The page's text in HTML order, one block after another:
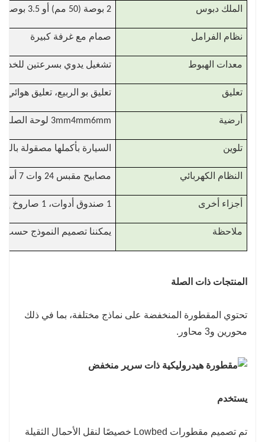
الملك دبوس 2 بوصة (50 مم) أو 3.5 بوصة (90 مم)، ثابتة أو نشطة
نظام الفرامل صمام مع غرفة كبيرة
معدات الهبوط تشغيل يدوي بسرعتين للخدمة الشاقة 28
تعليق تعليق بو الربيع، تعليق هوائي
أرضية 3mm4mm6mm لوحة الصلب الماس
تلوين السيارة بأكملها مصقولة
النظام الكهربائي مصابيح مقبس 24 وات 7 أساسية وفقًا للمعايير الأوروبية (مناسبة لجميع الأسواق)
أجزاء أخرى 1 صندوق أدوات، 1 صاروخ إطار احتياطي
ملاحظة يمكننا تصميم النموذج حسب
المنتجات ذات الصلة
تحتوي المقطورة المنخفضة على نماذج مختلفة، بما في ذلك
محورين و3 محاور.
يستخدم
تم تصميم مقطورات Lowbed خصيصًا لنقل الأحمال الثقيلة